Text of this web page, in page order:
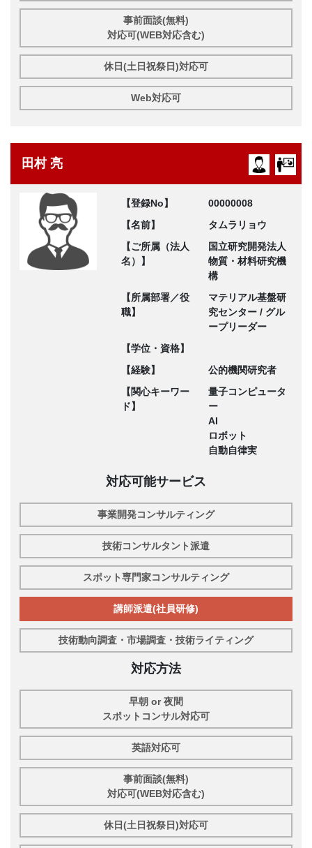
事前面談(無料)
対応可(WEB対応含む)
休日(土日祝祭日)対応可
Web対応可
田村 亮
【登録No】
00000008
【名前】
タムラリョウ
【ご所属（法人
名）】
国立研究開発法人
物質・材料研究機
構
【所属部署／役
職】
マテリアル基盤研
究センター / グル
ープリーダー
【学位・資格】
【経験】
公的機関研究者
【関心キーワー
ド】
量子コンピュータ
ー
AI
ロボット
自動自律実
対応可能サービス
事業開発コンサルティング
技術コンサルタント派遣
スポット専門家コンサルティング
講師派遣(社員研修)
技術動向調査・市場調査・技術ライティング
対応方法
早朝 or 夜間
スポットコンサル対応可
英語対応可
事前面談(無料)
対応可(WEB対応含む)
休日(土日祝祭日)対応可